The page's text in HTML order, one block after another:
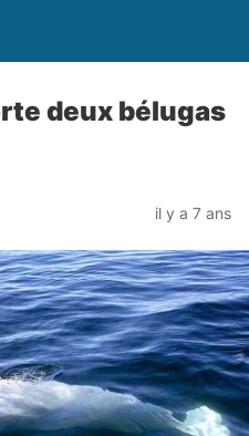
deux bélugas
il y a 7 ans